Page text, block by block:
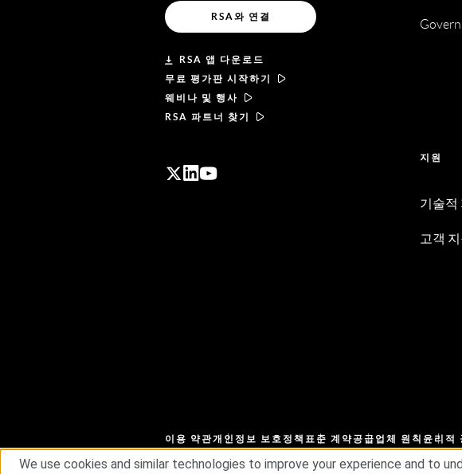
RSA와 연결
RSA 앱 다운로드
무료 평가판 시작하기
웨비나 및 행사
RSA 파트너 찾기
지원
기술적
고객 지
이용 약관개인정보 보호정책 표준 계약공급업체 원칙 윤리적
We use cookies and similar technologies to improve your experience and to